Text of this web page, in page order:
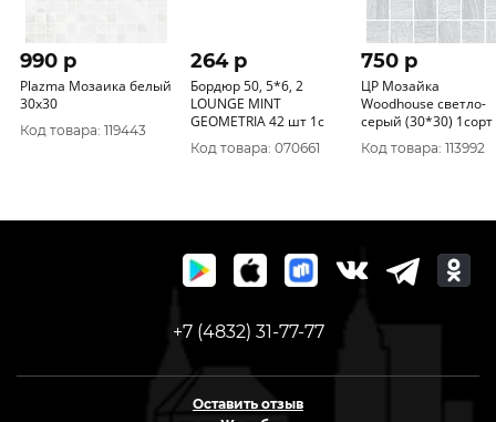
990 p
Plazma Мозаика белый
30х30
Код товара: 119443
264 p
Бордюр 50, 5*6, 2
LOUNGE MINT
GEOMETRIA 42 шт 1с
Код товара: 070661
750 p
ЦР Мозайка
Woodhouse светло-
серый (30*30) 1сорт
Код товара: 113992
+7 (4832) 31-77-77
Оставить отзыв